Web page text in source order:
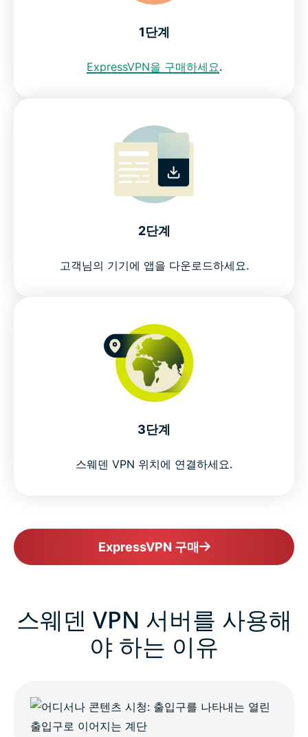
모든 국가에서 이용 가능한 ExpressVPN
ExpressVPN이 스웨덴 인터넷 사용자가 신뢰하는
VPN인 이유를 확인하세요
1단계
ExpressVPN을 구매하세요.
2단계
고객님의 기기에 앱을 다운로드하세요.
3단계
스웨덴 VPN 위치에 연결하세요.
ExpressVPN 구매
스웨덴 VPN 서버를 사용해
야 하는 이유